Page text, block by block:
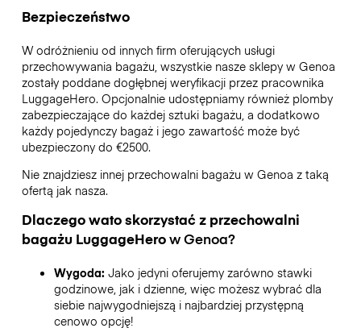
Bezpieczeństwo
W odróżnieniu od innych firm oferujących usługi
przechowywania bagażu, wszystkie nasze sklepy w Genoa
zostały poddane dogłębnej weryfikacji przez pracownika
LuggageHero. Opcjonalnie udostępniamy również plomby
zabezpieczające do każdej sztuki bagażu, a dodatkowo
każdy pojedynczy bagaż i jego zawartość może być
ubezpieczony do €2500.
Nie znajdziesz innej przechowalni bagażu w Genoa z taką
ofertą jak nasza.
Dlaczego wato skorzystać z przechowalni
bagażu LuggageHerowGenoa?
Wygoda: Jako jedyni oferujemy zarówno stawki
godzinowe, jak i dzienne, więc możesz wybrać dla
siebie najwygodniejszą i najbardziej przystępną
cenowo opcję!